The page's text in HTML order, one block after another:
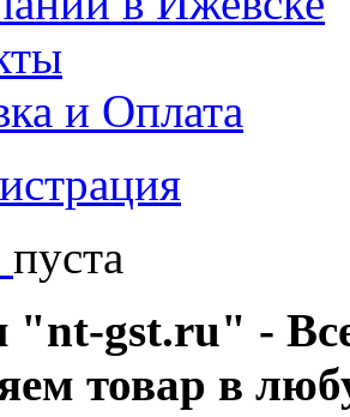
и Оплата
пуста
"nt-gst.ru" -
товар в